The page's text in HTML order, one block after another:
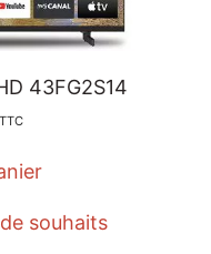
43FG2S14
TTC
souhaits